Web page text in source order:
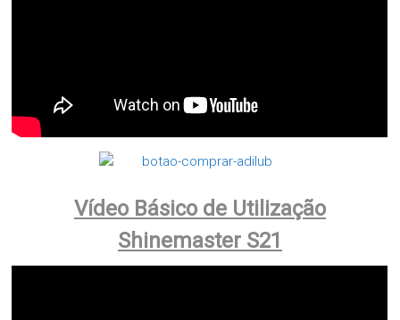
Vídeo Básico de Utilização
Shinemaster S21